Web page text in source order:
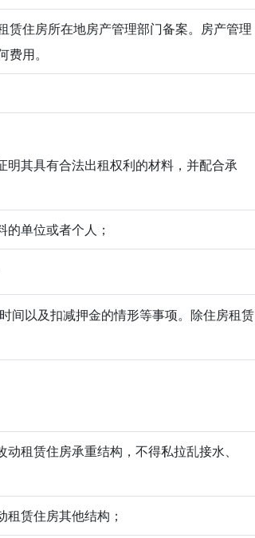
赁住房所在地房产管理部门备案。房产管理
用。
其具有合法出租权利的材料，并配合承
单位或者个人；
间以及扣减押金的情形等事项。除住房租赁
租赁住房承重结构，不得私拉乱接水、
赁住房其他结构；